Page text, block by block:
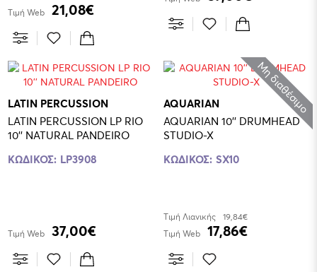
Τιμή Web 21,08€
LATIN PERCUSSION
LATIN PERCUSSION LP RIO
10'' NATURAL PANDEIRO
ΚΩΔΙΚΟΣ: LP3908
Τιμή Web 37,00€
Μη διαθέσιμο
AQUARIAN
AQUARIAN 10'' DRUMHEAD
STUDIO-X
ΚΩΔΙΚΟΣ: SX10
Τιμή Λιανικής
19,84€
Τιμή Web
17,86€